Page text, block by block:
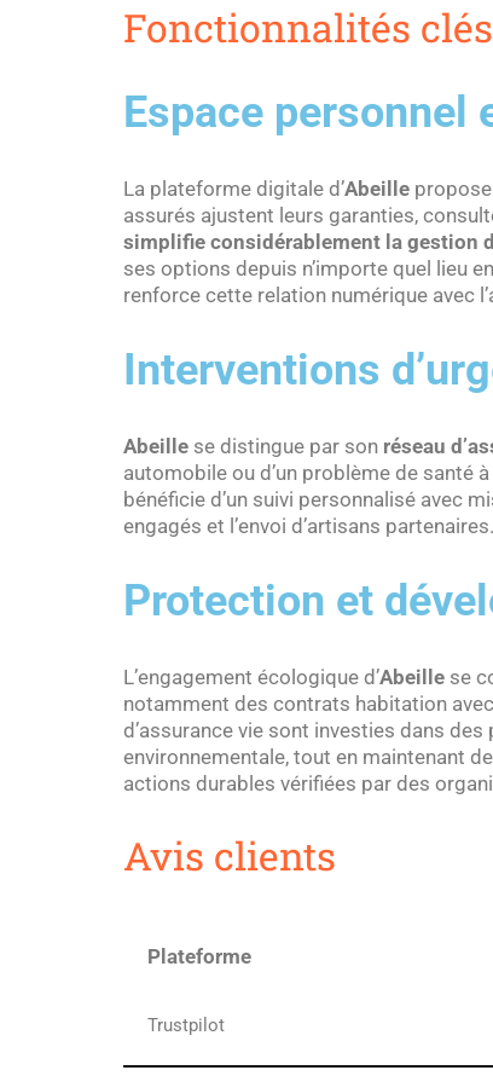
Fonctionnalités clés
Espace personnel
La plateforme digitale d’Abeille
assurés ajustent leurs garanties,
simplifie considérablement la gestion
ses options depuis n’importe quel lieu
renforce cette relation numérique avec
Interventions
Abeille se distingue par son réseau
automobile ou d’un problème de santé
bénéficie d’un suivi personnalisé avec
engagés et l’envoi d’artisans
Protection et
L’engagement écologique d’Abeille se
notamment des contrats habitation avec
d’assurance vie sont investies dans
environnementale, tout en maintenant
actions durables vérifiées par des
Avis clients
Plateforme
Trustpilot